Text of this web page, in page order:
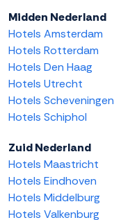
Midden Nederland
Hotels Amsterdam
Hotels Rotterdam
Hotels Den Haag
Hotels Utrecht
Hotels Scheveningen
Hotels Schiphol
Zuid Nederland
Hotels Maastricht
Hotels Eindhoven
Hotels Middelburg
Hotels Valkenburg